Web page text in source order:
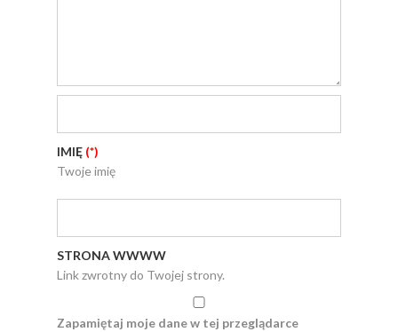
IMIĘ (*)
Twoje imię
STRONA WWWW
Link zwrotny do Twojej strony.
Zapamiętaj moje dane w tej przeglądarce